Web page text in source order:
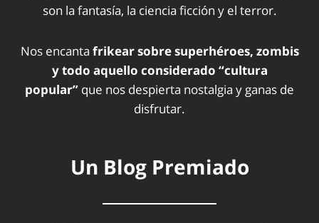
son la fantasía, la ciencia ficción y el terror.
Nos encanta frikear sobre superhéroes, zombis
y todo aquello considerado “cultura
popular” que nos despierta nostalgia y ganas de
disfrutar.
Un Blog Premiado